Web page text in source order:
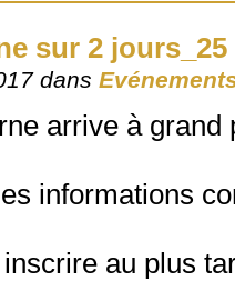
sur 2
dans
arrive à grand
informations
au plus